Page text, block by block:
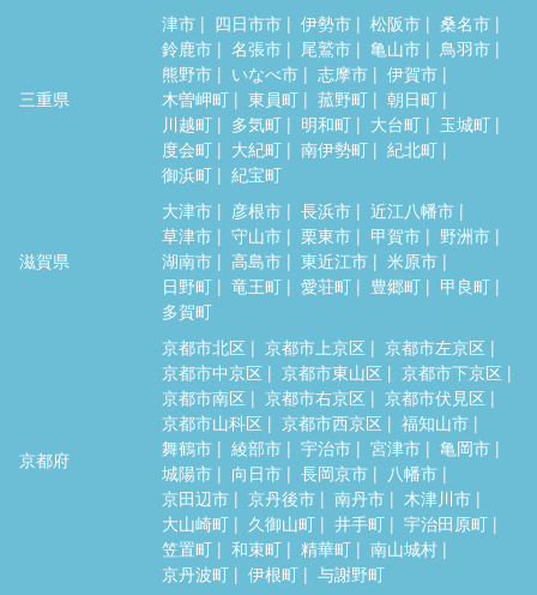
三重県
津市 四日市市 伊勢市 松阪市
桑名市
鈴鹿市
名張市 尾鷲市 亀山市
鳥羽市
熊野市
いなべ市 志摩市
伊賀市
木曽岬町
東員町 菰野町
朝日町
川越町
多気町 明和町 大台町
玉城町
度会町
大紀町 南伊勢町
紀北町
御浜町
紀宝町
滋賀県
大津市 彦根市 長浜市
近江八幡市
草津市
守山市 栗東市 甲賀市
野洲市
湖南市
高島市 東近江市
米原市
日野町
竜王町 愛荘町 豊郷町
甲良町
多賀町
京都府
京都市北区 京都市上京区
京都市左京区
京都市中京区
京都市東山区
京都市下京区
京都市南区
京都市右京区
京都市伏見区
京都市山科区
京都市西京区
福知山市
舞鶴市
綾部市 宇治市 宮津市
亀岡市
城陽市
向日市 長岡京市
八幡市
京田辺市
京丹後市 南丹市
木津川市
大山崎町
久御山町 井手町
宇治田原町
笠置町
和束町 精華町
南山城村
京丹波町
伊根町 与謝野町